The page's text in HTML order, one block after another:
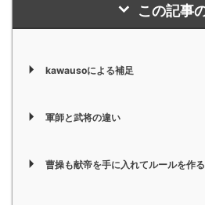
この記事
kawausoによる補足
軍師と武将の違い
曹操も献帝を手に入れてルールを作る